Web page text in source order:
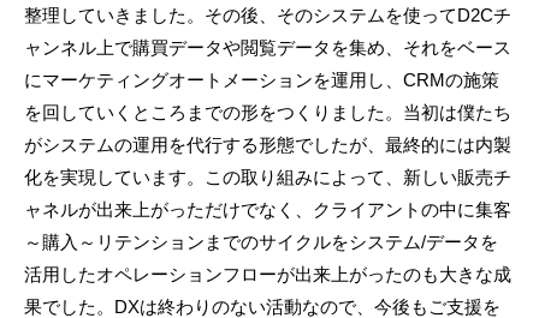
整理していきました。その後、そのシステムを使ってD2Cチ
ャンネル上で購買データや閲覧データを集め、それをベース
にマーケティングオートメーションを運用し、CRMの施策
を回していくところまでの形をつくりました。当初は僕たち
がシステムの運用を代行する形態でしたが、最終的には内製
化を実現しています。この取り組みによって、新しい販売チ
ャネルが出来上がっただけでなく、クライアントの中に集客
～購入～リテンションまでのサイクルをシステム/データを
活用したオペレーションフローが出来上がったのも大きな成
果でした。DXは終わりのない活動なので、今後もご支援を